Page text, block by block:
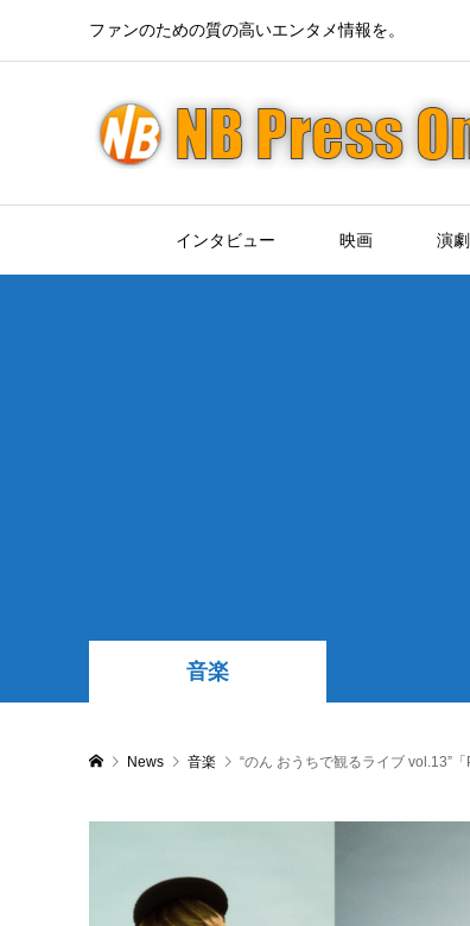
ファンのための質の高いエンタメ情報を。
インタビュー 映画 演
音楽
News 音楽 “のん おうちで観るライブ vol.13”